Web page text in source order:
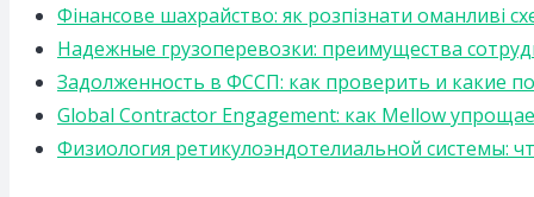
Фінансове шахрайство: як розпізнати оманливі
Надежные грузоперевозки: преимущества
Задолженность в ФССП: как проверить и какие
Global Contractor Engagement: как Mellow
Физиология ретикулоэндотелиальной системы: